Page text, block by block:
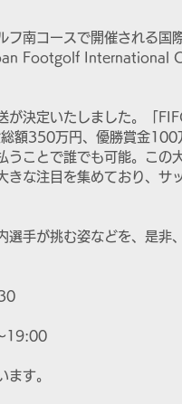
南コースで開催される国
Footgolf International
が決定いたしました。
350万円、優勝賞金100
うことで誰でも可能。この
きな注目を集めており、
手が挑む姿などを、是非
19:00
ます。